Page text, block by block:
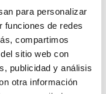
para personalizar
funciones de redes
compartimos
sitio web con
publicidad y análisis
otra información
entre los
en lo que esto
equivocado al
algún
plan de Dios tan
nada, hacer